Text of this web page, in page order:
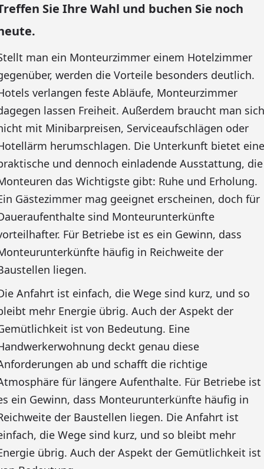
Sie Ihre Wahl und buchen Sie noch
man ein Monteurzimmer einem Hotelzimmer
werden die Vorteile besonders deutlich.
verlangen feste Abläufe, Monteurzimmer
lassen Freiheit. Außerdem braucht man sich
mit Minibarpreisen, Serviceaufschlägen oder
herumschlagen. Die Unterkunft bietet eine
und dennoch einladende Ausstattung, die
das Wichtigste gibt: Ruhe und Erholung.
Gästezimmer mag geeignet erscheinen, doch für
sind Monteurunterkünfte
Für Betriebe ist es ein Gewinn, dass
häufig in Reichweite der
liegen.
Anfahrt ist einfach, die Wege sind kurz, und so
mehr Energie übrig. Auch der Aspekt der
ist von Bedeutung. Eine
deckt genau diese
ab und schafft die richtige
für längere Aufenthalte. Für Betriebe ist
ein Gewinn, dass Monteurunterkünfte häufig in
der Baustellen liegen. Die Anfahrt ist
die Wege sind kurz, und so bleibt mehr
übrig. Auch der Aspekt der Gemütlichkeit ist